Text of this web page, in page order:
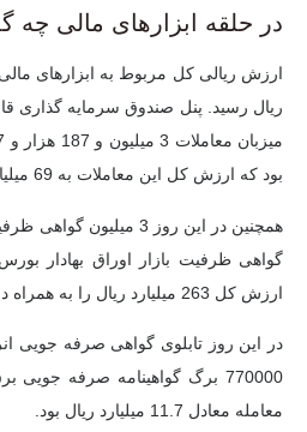
در حلقه ابزارهای مالی
ریال رسید. پنل صندوق سرمایه گذاری قابل
بود که ارزش کل این معاملات به 69 میلیارد ریال رسید.
همچنین در این روز 3
گواهی ظرفیت بازار اوراق بهادار
ارزش کل 263 میلیارد ریال را به همراه داشت.
در این روز تابلوی گواهی صرفه جویی
معامله معادل 11.7 میلیارد ریال بود.